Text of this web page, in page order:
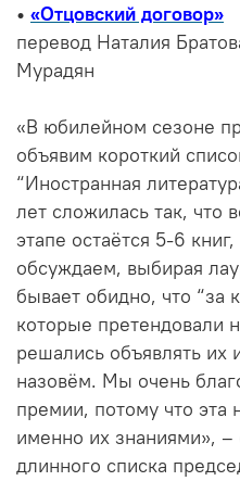
• «Отцовский договор»
перевод Наталия
Мурадян
«В юбилейном сезоне
объявим короткий
“Иностранная
лет сложилась так, что
этапе остаётся 5-6
обсуждаем, выбирая
бывает обидно, что “за
которые претендовали
решались объявлять их
назовём. Мы очень
премии, потому что эта
именно их знаниями», –
длинного списка